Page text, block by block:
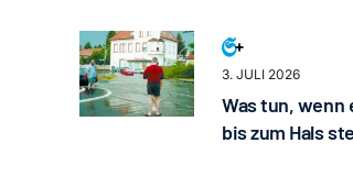
3. JULI 2026
Was tun, wenn
bis zum Hals